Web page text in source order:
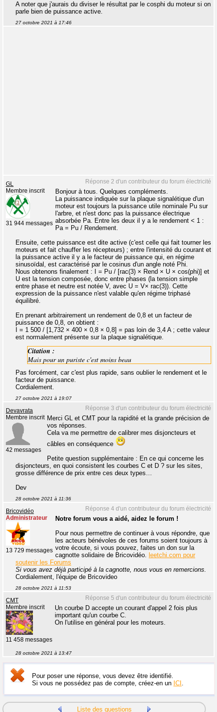
A noter que j'aurais du diviser le résultat par le cosphi du moteur si on
parle bien de puissance active.
27 octobre 2021 à 17:46
Réponse 2 d'un contributeur du forum électricité
GL
Membre inscrit
31 944 messages
Bonjour à tous. Quelques compléments.
La puissance indiquée sur la plaque signalétique d'un
moteur est toujours la puissance utile nominale Pu sur
l'arbre, et n'est donc pas la puissance électrique
absorbée Pa. Entre les deux il y a le rendement < 1 :
Pa = Pu / Rendement.
Ensuite, cette puissance est dite active (c'est celle qui fait tourner les
moteurs et fait chauffer les récepteurs) ; entre l'intensité du courant et
la puissance active il y a le facteur de puissance qui, en régime
sinusoïdal, est caractérisé par le cosinus d'un angle noté Phi.
Nous obtenons finalement : I = Pu / [rac(3) × Rend × U × cos(phi)] et
U est la tension composée, donc entre phases (la tension simple
entre phase et neutre est notée V, avec U = V× rac(3)). Cette
expression de la puissance n'est valable qu'en régime triphasé
équilibré.
En prenant arbitrairement un rendement de 0,8 et un facteur de
puissance de 0,8, on obtient :
I = 1 500 / [1,732 × 400 × 0,8 × 0,8] = pas loin de 3,4 A ; cette valeur
est normalement présente sur la plaque signalétique.
Citation :
Mais pour un puriste c'est moins beau
Pas forcément, car c'est plus rapide, sans oublier le rendement et le
facteur de puissance.
Cordialement.
27 octobre 2021 à 19:07
Réponse 3 d'un contributeur du forum électricité
Devavrata
Membre inscrit
42 messages
Merci GL et CMT pour la rapidité et la grande précision de
vos réponses.
Cela va me permettre de calibrer mes disjoncteurs et
câbles en conséquence
Petite question supplémentaire : En ce qui concerne les
disjoncteurs, en quoi consistent les courbes C et D ? sur les sites,
grosse différence de prix entre ces deux types…
Dev
28 octobre 2021 à 11:36
Réponse 4 d'un contributeur du forum électricité
Bricovidéo
Administrateur
13 729 messages
Notre forum vous a aidé, aidez le forum !
Pour nous permettre de continuer à vous répondre, que
les acteurs bénévoles de ces forums soient toujours à
votre écoute, si vous pouvez, faites un don sur la
cagnotte solidaire de Bricovidéo. leetchi.com pour
soutenir les Forums
Si vous avez déjà participé à la cagnotte, nous vous en remercions.
Cordialement, l'équipe de Bricovideo
28 octobre 2021 à 11:53
Réponse 5 d'un contributeur du forum électricité
CMT
Membre inscrit
11 458 messages
Un courbe D accepte un courant d'appel 2 fois plus
important qu'un courbe C.
On l'utilise en général pour les moteurs.
28 octobre 2021 à 13:47
Pour poser une réponse, vous devez être identifié.
Si vous ne possédez pas de compte, créez-en un ICI .
Liste des questions